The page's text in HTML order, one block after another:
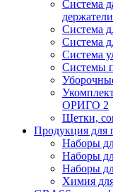
Система
держатели
Система
Система
Система
Системы
ОРИГО 2
Щетки,
Продукция для
Наборы
Наборы
Наборы
Химия